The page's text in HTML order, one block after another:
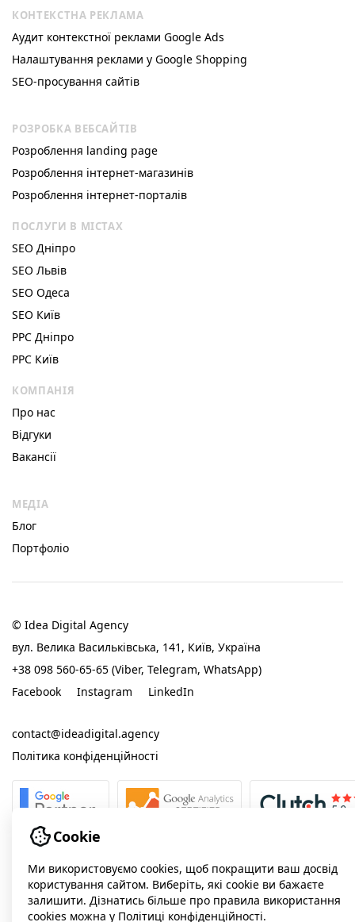
КОНТЕКСТНА РЕКЛАМА
Аудит контекстної реклами Google Ads
Налаштування реклами у Google Shopping
SEO-просування сайтів
РОЗРОБКА ВЕБСАЙТІВ
Розроблення landing page
Розроблення інтернет-магазинів
Розроблення інтернет-порталів
ПОСЛУГИ В МІСТАХ
SEO Дніпро
SEO Львів
SEO Одеса
SEO Київ
РРС Дніпро
РРС Київ
КОМПАНІЯ
Про нас
Відгуки
Вакансії
МЕДІА
Блог
Портфоліо
© Idea Digital Agency
вул. Велика Васильківська, 141, Київ, Україна
+38 098 560-65-65 (Viber, Telegram, WhatsApp)
Facebook
Instagram LinkedIn
contact@ideadigital.agency
Політика конфіденційності
Cookie
Ми використовуємо cookies, щоб покращити ваш досвід
користування сайтом. Виберіть, які cookie ви бажаєте
залишити. Дізнатись більше про правила використання
cookies можна у Політиці конфіденційності.